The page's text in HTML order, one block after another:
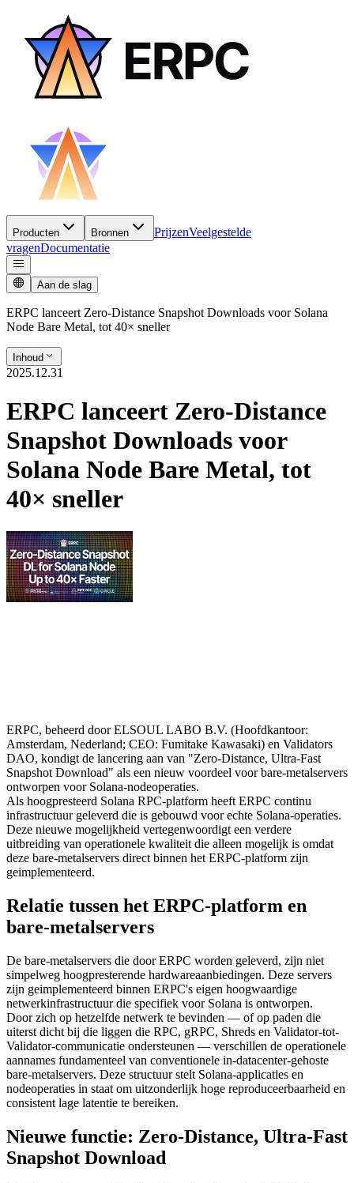
Producten Bronnen PrijzenVeelgestelde
vragenDocumentatie
Aan de slag
ERPC lanceert Zero-Distance Snapshot Downloads voor Solana
Node Bare Metal, tot 40× sneller
Inhoud
2025.12.31
ERPC lanceert Zero-Distance
Snapshot Downloads voor
Solana Node Bare Metal, tot
40× sneller
ERPC, beheerd door ELSOUL LABO B.V. (Hoofdkantoor:
Amsterdam, Nederland; CEO: Fumitake Kawasaki) en Validators
DAO, kondigt de lancering aan van "Zero-Distance, Ultra-Fast
Snapshot Download" als een nieuw voordeel voor bare-metalservers
ontworpen voor Solana-nodeoperaties.
Als hoogpresteerd Solana RPC-platform heeft ERPC continu
infrastructuur geleverd die is gebouwd voor echte Solana-operaties.
Deze nieuwe mogelijkheid vertegenwoordigt een verdere
uitbreiding van operationele kwaliteit die alleen mogelijk is omdat
deze bare-metalservers direct binnen het ERPC-platform zijn
geimplementeerd.
Relatie tussen het ERPC-platform en
bare-metalservers
De bare-metalservers die door ERPC worden geleverd, zijn niet
simpelweg hoogpresterende hardwareaanbiedingen. Deze servers
zijn geimplementeerd binnen ERPC's eigen hoogwaardige
netwerkinfrastructuur die specifiek voor Solana is ontworpen.
Door zich op hetzelfde netwerk te bevinden — of op paden die
uiterst dicht bij die liggen die RPC, gRPC, Shreds en Validator-tot-
Validator-communicatie ondersteunen — verschillen de operationele
aannames fundamenteel van conventionele in-datacenter-gehoste
bare-metalservers. Deze structuur stelt Solana-applicaties en
nodeoperaties in staat om uitzonderlijk hoge reproduceerbaarheid en
consistent lage latentie te bereiken.
Nieuwe functie: Zero-Distance, Ultra-Fast
Snapshot Download